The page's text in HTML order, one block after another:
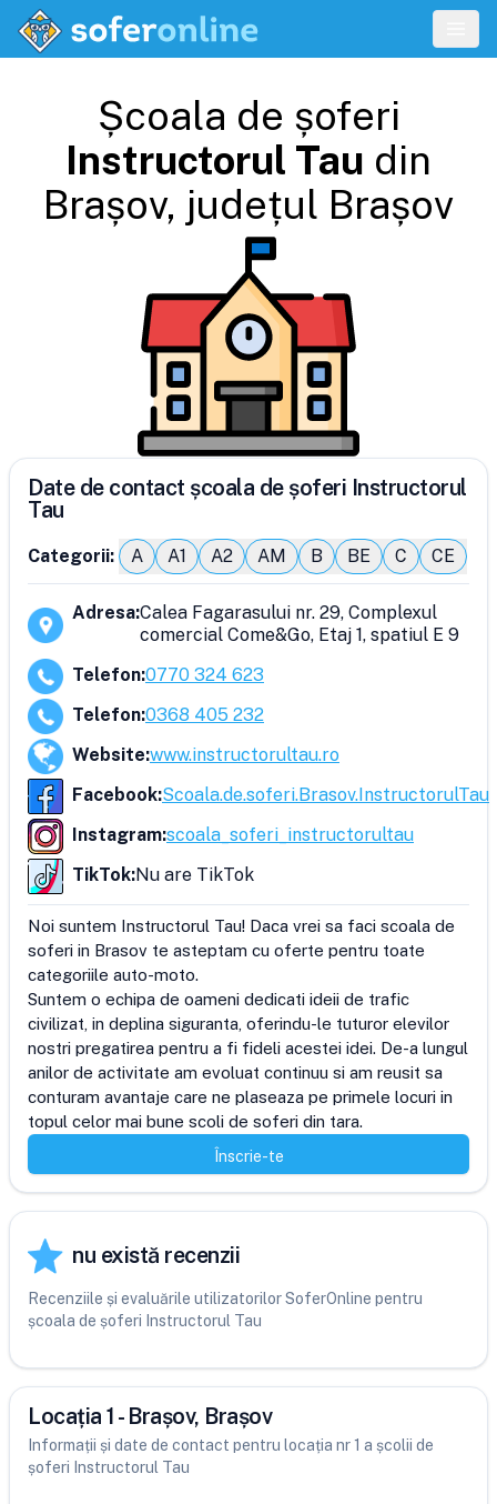
Școala de șoferi
Instructorul Tau din
Brașov, județul Brașov
Date de contact școala de șoferi Instructorul
Tau
Categorii: A A1 A2 AM B BE C CE
Adresa:Calea Fagarasului nr. 29, Complexul
comercial Come&Go, Etaj 1, spatiul E 9
Telefon:0770 324 623
Telefon:0368 405 232
Website:www.instructorultau.ro
Facebook:Scoala.de.soferi.Brasov.InstructorulTau
Instagram:scoala_soferi_instructorultau
TikTok:Nu are TikTok
Noi suntem Instructorul Tau! Daca vrei sa faci scoala de
soferi in Brasov te asteptam cu oferte pentru toate
categoriile auto-moto.
Suntem o echipa de oameni dedicati ideii de trafic
civilizat, in deplina siguranta, oferindu-le tuturor elevilor
nostri pregatirea pentru a fi fideli acestei idei. De-a lungul
anilor de activitate am evoluat continuu si am reusit sa
conturam avantaje care ne plaseaza pe primele locuri in
topul celor mai bune scoli de soferi din tara.
Înscrie-te
nu există recenzii
Recenziile și evaluările utilizatorilor SoferOnline pentru
școala de șoferi Instructorul Tau
Locația 1 - Brașov, Brașov
Informații și date de contact pentru locația nr 1 a școlii de
șoferi Instructorul Tau